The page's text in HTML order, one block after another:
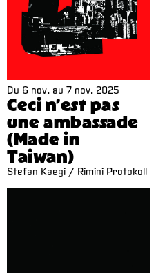
Du 6 nov. au 7 nov. 2025
Ceci n’est pas
une ambassade
(Made in
Taiwan)
Stefan Kaegi / Rimini Protokoll